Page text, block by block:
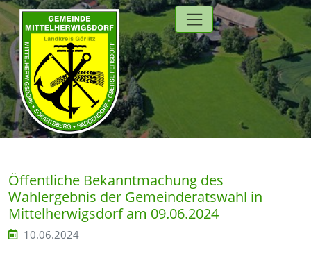
Direkt zur Hauptnavigation springen
Direkt zum Inhalt springen
Zur Unternavigation springen
Öffentliche Bekanntmachung des
Wahlergebnis der Gemeinderatswahl in
Mittelherwigsdorf am 09.06.2024
10.06.2024